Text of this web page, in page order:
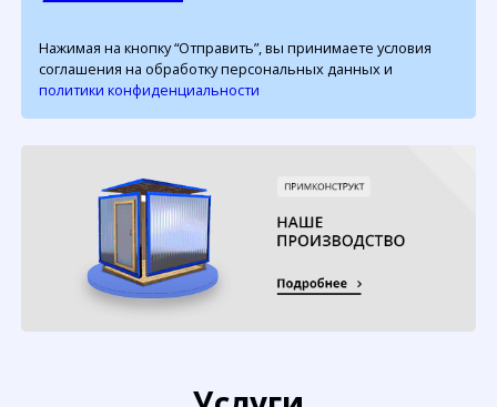
Нажимая на кнопку “Отправить”, вы принимаете условия
соглашения на обработку персональных данных и
политики конфиденциальности